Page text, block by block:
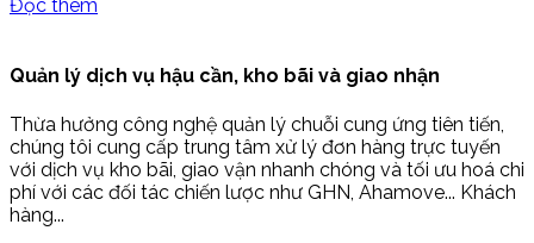
Đọc thêm
Quản lý dịch vụ hậu cần, kho bãi và giao nhận
Thừa hưởng công nghệ quản lý chuỗi cung ứng tiên tiến,
chúng tôi cung cấp trung tâm xử lý đơn hàng trực tuyến
với dịch vụ kho bãi, giao vận nhanh chóng và tối ưu hoá chi
phí với các đối tác chiến lược như GHN, Ahamove... Khách
hàng...